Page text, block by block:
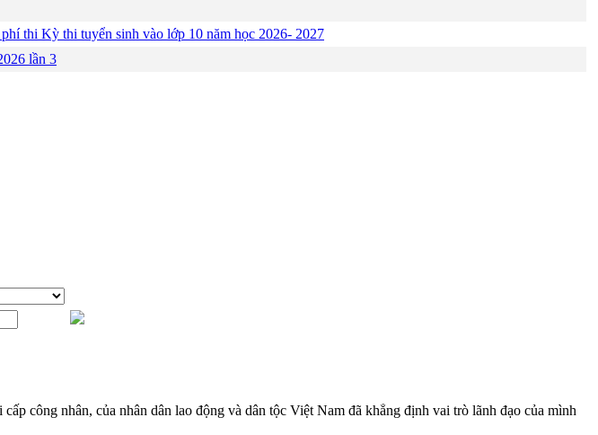
thi Kỳ thi tuyển sinh vào lớp 10 năm học 2026- 2027
lần 3
công nhân, của nhân dân lao động và dân tộc Việt Nam đã khẳng định vai trò lãnh đạo của mình